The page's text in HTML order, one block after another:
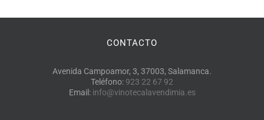
CONTACTO
Avenida Campoamor, 3, 37003, Salamanca.
Teléfono: 923 22 67 92
Email: info@vinotecalavendimia.es